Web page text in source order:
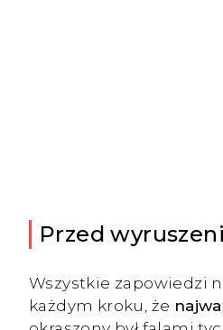
Przed
Wszystkie zapowiedzi
każdym kroku, że